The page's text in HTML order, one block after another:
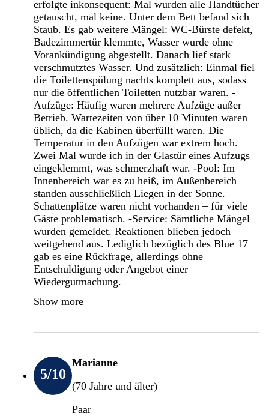
erfolgte inkonsequent: Mal wurden alle Handtücher
getauscht, mal keine. Unter dem Bett befand sich
Staub. Es gab weitere Mängel: WC-Bürste defekt,
Badezimmertür klemmte, Wasser wurde ohne
Vorankündigung abgestellt. Danach lief stark
verschmutztes Wasser. Und zusätzlich: Einmal fiel
die Toilettenspülung nachts komplett aus, sodass
nur die öffentlichen Toiletten nutzbar waren. -
Aufzüge: Häufig waren mehrere Aufzüge außer
Betrieb. Wartezeiten von über 10 Minuten waren
üblich, da die Kabinen überfüllt waren. Die
Temperatur in den Aufzügen war extrem hoch.
Zwei Mal wurde ich in der Glastür eines Aufzugs
eingeklemmt, was schmerzhaft war. -Pool: Im
Innenbereich war es zu heiß, im Außenbereich
standen ausschließlich Liegen in der Sonne.
Schattenplätze waren nicht vorhanden – für viele
Gäste problematisch. -Service: Sämtliche Mängel
wurden gemeldet. Reaktionen blieben jedoch
weitgehend aus. Lediglich bezüglich des Blue 17
gab es eine Rückfrage, allerdings ohne
Entschuldigung oder Angebot einer
Wiedergutmachung.
Show more
5/10
Marianne
(70 Jahre und älter)
Paar